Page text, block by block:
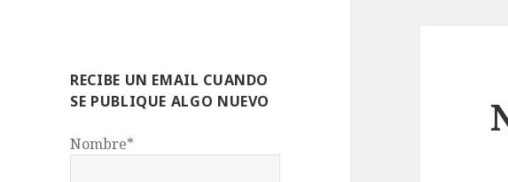
RECIBE UN EMAIL CUANDO
SE PUBLIQUE ALGO NUEVO
Nombre*